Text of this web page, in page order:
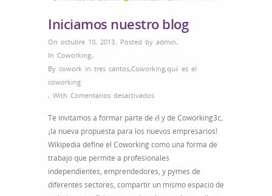
Iniciamos nuestro blog
On octubre 10, 2013, Posted by admin ,
In Coworking,
By cowork in tres cantos,Coworking,qué es el
coworking
, With Comentarios desactivadosen
nuestro
blog
Te invitamos a formar parte de él y de Coworking3c,
¡la nueva propuesta para los nuevos empresarios!
Wikipedia define el Coworking como una forma de
trabajo que permite a profesionales
independientes, emprendedores, y pymes de
diferentes sectores, compartir un mismo espacio de